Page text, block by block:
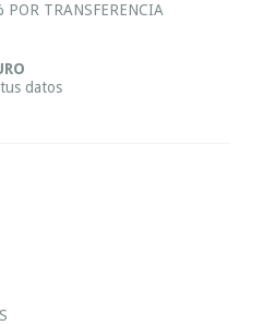
POR TRANSFERENCIA
datos